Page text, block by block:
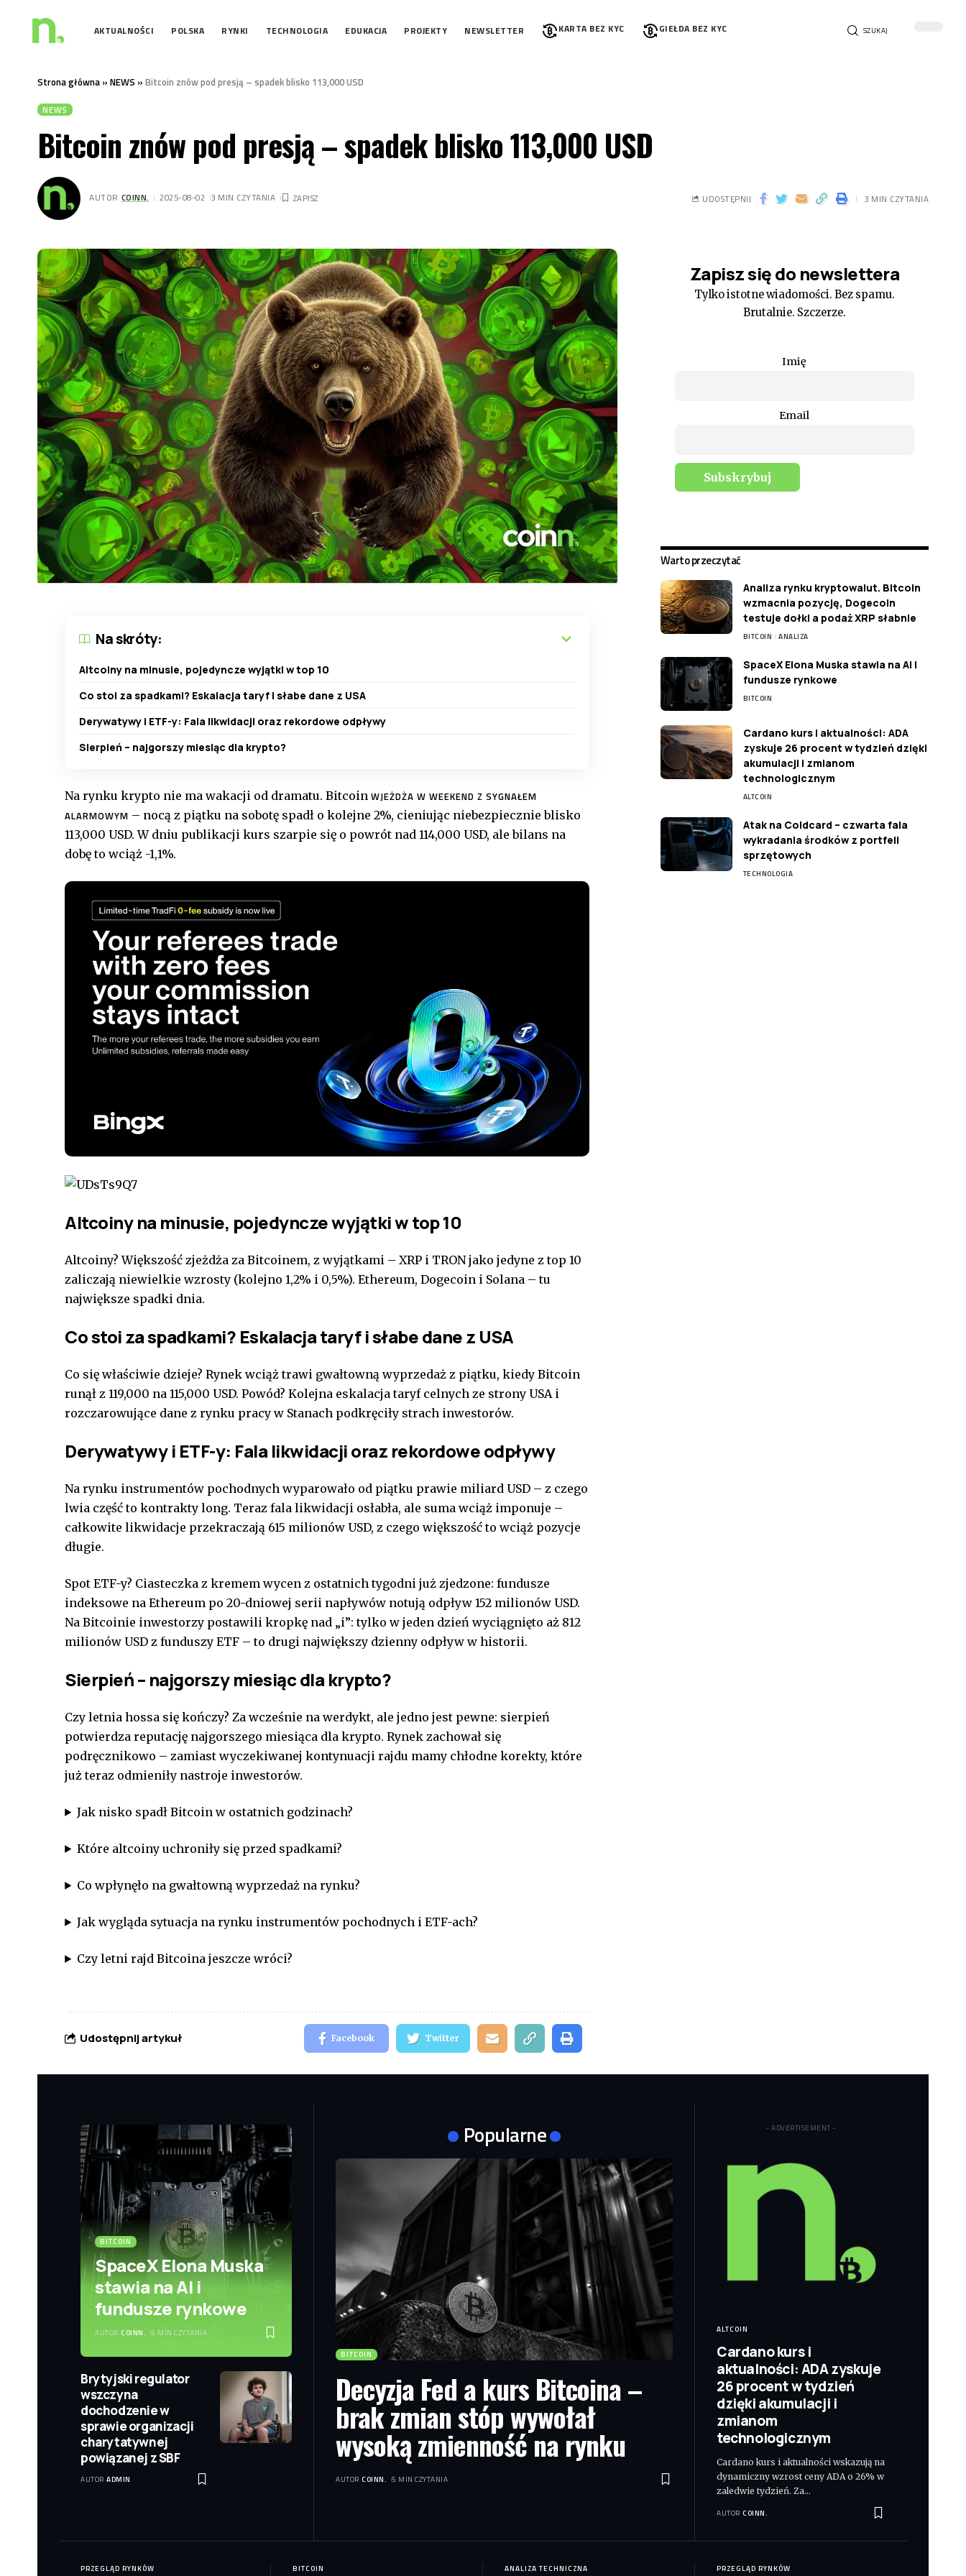
AKTUALNOŚCI POLSKA RYNKI TECHNOLOGIA EDUKACJA PROJEKTY NEWSLETTER KARTA BEZ KYC GIEŁDA BEZ KYC SZUKAJ
Strona główna » NEWS » Bitcoin znów pod presją – spadek blisko 113,000 USD
NEWS
Bitcoin znów pod presją – spadek blisko 113,000 USD
AUTOR COINN. . 2025-08-02 3 MIN CZYTANIA UDOSTĘPNIJ 3 MIN CZYTANIA
Na skróty:
Altcoiny na minusie, pojedyncze wyjątki w top 10
Co stoi za spadkami? Eskalacja taryf i słabe dane z USA
Derywatywy i ETF-y: Fala likwidacji oraz rekordowe odpływy
Sierpień – najgorszy miesiąc dla krypto?
Na rynku krypto nie ma wakacji od dramatu. BitcoinWJEŻDŻA W WEEKEND Z SYGNAŁEM
ALARMOWYM – nocą z piątku na sobotę spadł o kolejne 2%, cieniując niebezpiecznie blisko
113,000 USD. W dniu publikacji kurs szarpie się o powrót nad 114,000 USD, ale bilans na
dobę to wciąż -1,1%.
Altcoiny na minusie, pojedyncze wyjątki w top 10
Altcoiny? Większość zjeżdża za Bitcoinem, z wyjątkami – XRP i TRON jako jedyne z top 10
zaliczają niewielkie wzrosty (kolejno 1,2% i 0,5%). Ethereum, Dogecoin i Solana – tu
największe spadki dnia.
Co stoi za spadkami? Eskalacja taryf i słabe dane z USA
Co się właściwie dzieje? Rynek wciąż trawi gwałtowną wyprzedaż z piątku, kiedy Bitcoin
runął z 119,000 na 115,000 USD. Powód? Kolejna eskalacja taryf celnych ze strony USA i
rozczarowujące dane z rynku pracy w Stanach podkręciły strach inwestorów.
Derywatywy i ETF-y: Fala likwidacji oraz rekordowe odpływy
Na rynku instrumentów pochodnych wyparowało od piątku prawie miliard USD – z czego
lwia część to kontrakty long. Teraz fala likwidacji osłabła, ale suma wciąż imponuje –
całkowite likwidacje przekraczają 615 milionów USD, z czego większość to wciąż pozycje
długie.
Spot ETF-y? Ciasteczka z kremem wycen z ostatnich tygodni już zjedzone: fundusze
indeksowe na Ethereum po 20-dniowej serii napływów notują odpływ 152 milionów USD.
Na Bitcoinie inwestorzy postawili kropkę nad „i”: tylko w jeden dzień wyciągnięto aż 812
milionów USD z funduszy ETF – to drugi największy dzienny odpływ w historii.
Sierpień – najgorszy miesiąc dla krypto?
Czy letnia hossa się kończy? Za wcześnie na werdykt, ale jedno jest pewne: sierpień
potwierdza reputację najgorszego miesiąca dla krypto. Rynek zachował się
podręcznikowo – zamiast wyczekiwanej kontynuacji rajdu mamy chłodne korekty, które
już teraz odmieniły nastroje inwestorów.
Jak nisko spadł Bitcoin w ostatnich godzinach?
Które altcoiny uchroniły się przed spadkami?
Co wpłynęło na gwałtowną wyprzedaż na rynku?
Jak wygląda sytuacja na rynku instrumentów pochodnych i ETF-ach?
Czy letni rajd Bitcoina jeszcze wróci?
Udostępnij artykuł Facebook Twitter
Zapisz się do newslettera
Tylko istotne wiadomości. Bez spamu.
Brutalnie. Szczerze.
Imię
Email
Warto przeczytać
Analiza rynku kryptowalut. Bitcoin
wzmacnia pozycję, Dogecoin
testuje dołki a podaż XRP słabnie
BITCOIN ANALIZA
SpaceX Elona Muska stawia na AI i
fundusze rynkowe
BITCOIN
Cardano kurs i aktualności: ADA
zyskuje 26 procent w tydzień dzięki
akumulacji i zmianom
technologicznym
ALTCOIN
Atak na Coldcard – czwarta fala
wykradania środków z portfeli
sprzętowych
TECHNOLOGIA
BITCOIN
SpaceX Elona Muska
stawia na AI i
fundusze rynkowe
AUTOR COINN. 5 MIN CZYTANIA
Brytyjski regulator
wszczyna
dochodzenie w
sprawie organizacji
charytatywnej
powiązanej z SBF
AUTOR ADMIN
Popularne
BITCOIN
Decyzja Fed a kurs Bitcoina –
brak zmian stóp wywołał
wysoką zmienność na rynku
AUTOR COINN. 5 MIN CZYTANIA
- ADVERTISEMENT -
ALTCOIN
Cardano kurs i
aktualności: ADA zyskuje
26 procent w tydzień
dzięki akumulacji i
zmianom
technologicznym
Cardano kurs i aktualności wskazują na
dynamiczny wzrost ceny ADA o 26% w
zaledwie tydzień. Za…
AUTOR COINN.
PRZEGLĄD RYNKÓW BITCOIN ANALIZA TECHNICZNA PRZEGLĄD RYNKÓW